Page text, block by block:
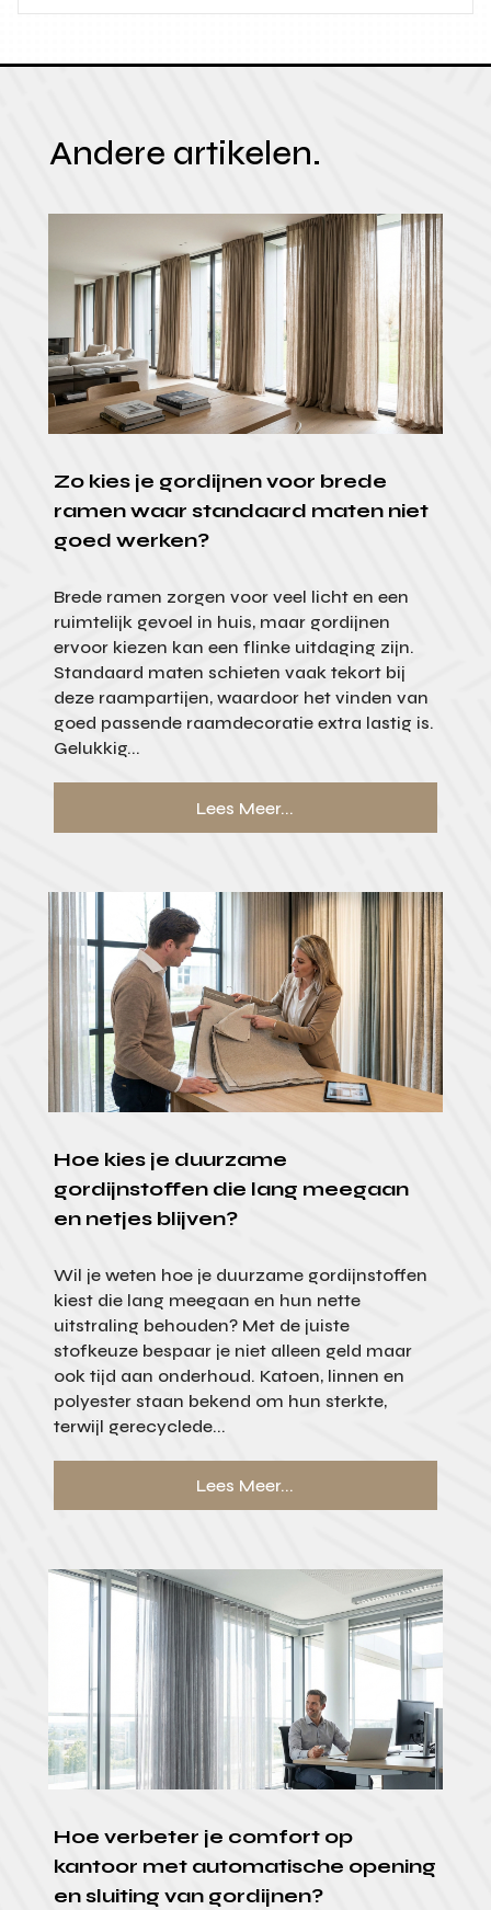
Andere artikelen.
Zo kies je gordijnen voor brede
ramen waar standaard maten niet
goed werken?
Brede ramen zorgen voor veel licht en een
ruimtelijk gevoel in huis, maar gordijnen
ervoor kiezen kan een flinke uitdaging zijn.
Standaard maten schieten vaak tekort bij
deze raampartijen, waardoor het vinden van
goed passende raamdecoratie extra lastig is.
Gelukkig...
Lees Meer...
Hoe kies je duurzame
gordijnstoffen die lang meegaan
en netjes blijven?
Wil je weten hoe je duurzame gordijnstoffen
kiest die lang meegaan en hun nette
uitstraling behouden? Met de juiste
stofkeuze bespaar je niet alleen geld maar
ook tijd aan onderhoud. Katoen, linnen en
polyester staan bekend om hun sterkte,
terwijl gerecyclede...
Lees Meer...
Hoe verbeter je comfort op
kantoor met automatische opening
en sluiting van gordijnen?